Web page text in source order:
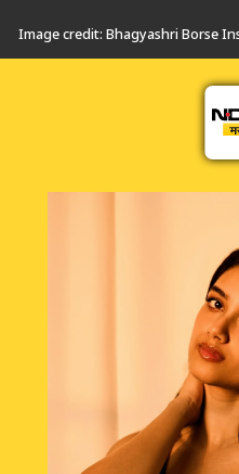
Image credit: Bhagyashri Borse